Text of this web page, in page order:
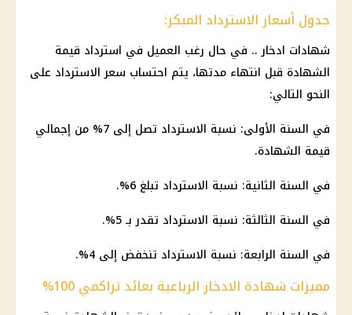
جدول أسعار الاسترداد المبكر:
شهادات ادخار.. في حال رغب العميل في استرداد قيمة
الشهادة قبل انتهاء مدتها، يتم احتساب سعر الاسترداد على
النحو التالي:
في السنة الأولى: نسبة الاسترداد تصل إلى 7% من إجمالي
قيمة الشهادة.
في السنة الثانية: نسبة الاسترداد تبلغ 6%.
في السنة الثالثة: نسبة الاسترداد تقدر بـ 5%.
في السنة الرابعة: نسبة الاسترداد تنخفض إلى 4%.
مميزات شهادة الادخار الرباعية بعائد تراكمي 100%